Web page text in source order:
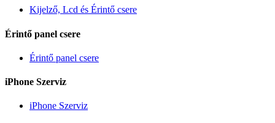
Kijelző, Lcd és Érintő csere
Érintő panel csere
Érintő panel csere
iPhone Szerviz
iPhone Szerviz